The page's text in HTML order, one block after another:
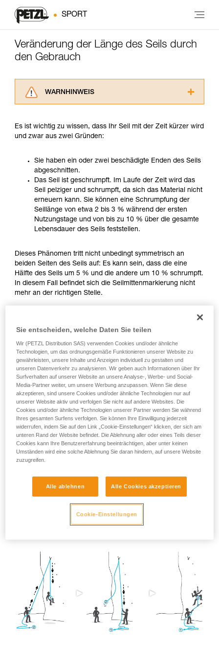
SPORT
Veränderung der Länge des Seils durch
den Gebrauch
WARNHINWEIS
aufmerksam durch, bevor Sie diesen zu Rate
ziehen. Um diese Zusatzinformationen
der Gebrauchsanweisung enthaltenen
Informationen richtig verstanden haben.
Die Beherrschung dieser Techniken setzt eine
entsprechende Ausbildung und ein spezielles
Training voraus. Prüfen Sie zusammen mit
einem Profi, ob Sie in der Lage sind, den
Vorgang alleine sicher zu wiederholen, bevor
Sie ihn eigenständig durchführen.
noch andere Techniken, die hier nicht
beschrieben werden.
Es ist wichtig zu wissen, dass Ihr Seil mit der Zeit kürzer wird
und zwar aus zwei Gründen:
Sie haben ein oder zwei beschädigte Enden des Seils
abgeschnitten.
Das Seil ist geschrumpft. Im Laufe der Zeit wird das
Seil pelziger und schrumpft, da sich das Material nicht
erneuern kann. Sie können eine Schrumpfung der
Seillänge von etwa 2 bis 3 % während der ersten
Nutzungstage und von bis zu 10 % über die gesamte
Lebensdauer des Seils feststellen.
Dieses Phänomen tritt nicht unbedingt symmetrisch an
beiden Seiten des Seils auf: Es kann sein, dass die eine
Hälfte des Seils um 5 % und die andere um 10 % schrumpft.
In diesem Fall befindet sich die Seilmittenmarkierung nicht
mehr an der richtigen Stelle.
Die Schrumpfung ist besonders ausgeprägt, wenn das Seil
feucht wird und ohne jegliche Belastung trocknet (z.B. bei
Um diese Schrumpfung zu reduzieren,
empfehlen wir:
Sie entscheiden, welche Daten Sie teilen
Wir (PETZL Distribution SAS) verwenden Cookies und/oder ähnliche
Technologien, um das ordnungsgemäße Funktionieren unserer Website zu
gewährleisten, unsere Inhalte und Anzeigen individuell zu gestalten und
unseren Datenverkehr zu analysieren. Wir geben auch Informationen über Ihr
Surfverhalten auf unserer Website an unsere Analyse-, Werbe- und Social-
Media-Partner weiter, um unsere Werbung anzupassen. Wenn Sie diese
akzeptieren, sind unsere Cookies und/oder ähnliche Technologien nur auf
unserer Website aktiv und verfolgen Sie nicht auf andere Websites. Die
Cookies und/oder ähnliche Technologien unserer Partner werden Sie während
Ihres gesamten Surfens verfolgen. Sie können Ihre Einwilligung jederzeit
widerrufen, indem Sie auf den Link „Cookie-Einstellungen“ klicken, der sich am
unteren Rand der Website befindet. Die Ablehnung aller oder eines Teils dieser
Cookies kann Ihre Benutzererfahrung beeinträchtigen, aber unter keinen
Umständen wird eine solche Ablehnung Sie daran hindern, auf unsere Website
zuzugreifen.
Alle ablehnen Alle Cookies akzeptieren
Cookie-Einstellungen